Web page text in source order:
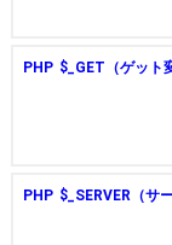
PHP $_GET（ゲット
PHP $_SERVER（サ